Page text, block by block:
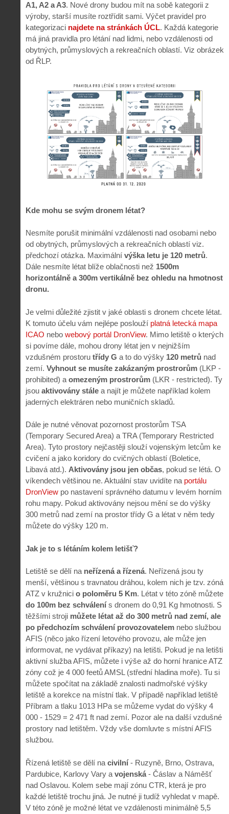
A1, A2 a A3. Nové drony budou mít na sobě kategorii z
výroby, starší musíte roztřídit sami. Výčet pravidel pro
kategorizaci najdete na stránkách ÚCL. Každá kategorie
má jiná pravidla pro létání nad lidmi, nebo vzdálenosti od
obytných, průmyslových a rekreačních oblastí. Viz obrázek
od ŘLP.
Kde mohu se svým dronem létat?
Nesmíte porušit minimální vzdálenosti nad osobami nebo
od obytných, průmyslových a rekreačních oblastí viz.
předchozí otázka. Maximální výška letu je 120 metrů.
Dále nesmíte létat blíže oblačnosti než 1500m
horizontálně a 300m vertikálně bez ohledu na hmotnost
dronu.
Je velmi důležité zjistit v jaké oblasti s dronem chcete létat.
K tomuto účelu vám nejlépe poslouží platná letecká mapa
ICAO nebo webový portál DronView. Mimo letiště o kterých
si povíme dále, mohou drony létat jen v nejnižším
vzdušném prostoru třídy G a to do výšky 120 metrů nad
zemí. Vyhnout se musíte zakázaným prostrorům (LKP -
prohibited) a omezeným prostrorům (LKR - restricted). Ty
jsou aktivovány stále a najít je můžete například kolem
jaderných elektráren nebo muničních skladů.
Dále je nutné věnovat pozornost prostorům TSA
(Temporary Secured Area) a TRA (Temporary Restricted
Area). Tyto prostory nejčastěji slouží vojenským letcům ke
cvičení a jako koridory do cvičných oblastí (Boletice,
Libavá atd.). Aktivovány jsou jen občas, pokud se létá. O
víkendech většinou ne. Aktuální stav uvidíte na portálu
DronView po nastavení správného datumu v levém horním
rohu mapy. Pokud aktivovány nejsou mění se do výšky
300 metrů nad zemí na prostor třídy G a létat v něm tedy
můžete do výšky 120 m.
Jak je to s létáním kolem letišť?
Letiště se dělí na neřízená a řízená. Neřízená jsou ty
menší, většinou s travnatou dráhou, kolem nich je tzv. zóná
ATZ v kružnici o poloměru 5 Km. Létat v této zóně můžete
do 100m bez schválenís dronem do 0,91 Kg hmotnosti. S
těžšími stroji můžete létat až do 300 metrů nad zemí, ale
po předchozím schválení provozovatelem nebo službou
AFIS (něco jako řízení letového provozu, ale může jen
informovat, ne vydávat příkazy) na letišti. Pokud je na letišti
aktivní služba AFIS, můžete i výše až do horní hranice ATZ
zóny což je 4 000 feetů AMSL (střední hladina moře). Tu si
můžete spočítat na základě znalosti nadmořské výšky
letiště a korekce na místní tlak. V případě například letiště
Příbram a tlaku 1013 HPa se můžeme vydat do výšky 4
000 - 1529 = 2 471 ft nad zemí. Pozor ale na další vzdušné
prostory nad letištěm. Vždy vše domluvte s místní AFIS
službou.
Řízená letiště se dělí na civilní- Ruzyně, Brno, Ostrava,
Pardubice, Karlovy Vary a vojenská - Čáslav a Náměšť
nad Oslavou. Kolem sebe mají zónu CTR, která je pro
každé letiště trochu jiná. Je nutné ji tudíž vyhledat v mapě.
V této zóně je možné létat ve vzdálenosti minimálně 5,5